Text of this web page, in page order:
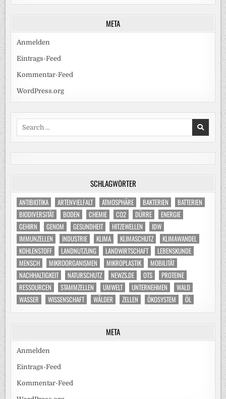
META
Anmelden
Eintrags-Feed
Kommentar-Feed
WordPress.org
Search
SCHLAGWÖRTER
ANTIBIOTIKA ARTENVIELFALT ATMOSPHÄRE BAKTERIEN
BATTERIEN
BIODIVERSITÄT
BODEN CHEMIE CO2 DÜRRE
ENERGIE
GEHIRN
GENOM GESUNDHEIT HITZEWELLEN
IDW
IMMUNZELLEN
INDUSTRIE KLIMA KLIMASCHUTZ
KLIMAWANDEL
KOHLENSTOFF
LANDNUTZUNG LANDWIRTSCHAFT
LEBENSKUNDE
MENSCH
MIKROORGANISMEN MIKROPLASTIK
MOBILITÄT
NACHHALTIGKEIT
NATURSCHUTZ NEWZS.DE OTS
PROTEINE
RESSOURCEN
STAMMZELLEN UMWELT UNTERNEHMEN
WALD
WASSER
WISSENSCHAFT WÄLDER ZELLEN ÖKOSYSTEM ÖL
META
Anmelden
Eintrags-Feed
Kommentar-Feed